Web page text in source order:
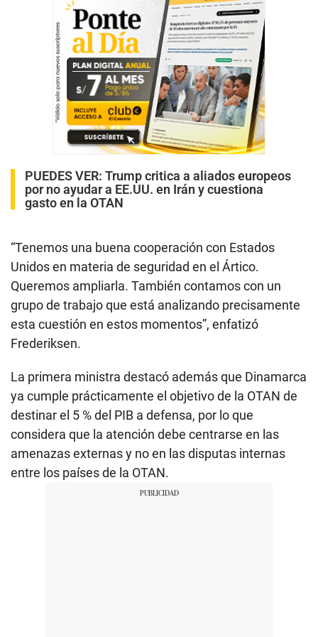
PUEDES VER: Trump critica a aliados europeos
por no ayudar a EE.UU. en Irán y cuestiona
gasto en la OTAN
“Tenemos una buena cooperación con Estados
Unidos en materia de seguridad en el Ártico.
Queremos ampliarla. También contamos con un
grupo de trabajo que está analizando precisamente
esta cuestión en estos momentos”, enfatizó
Frederiksen.
La primera ministra destacó además que Dinamarca
ya cumple prácticamente el objetivo de la OTAN de
destinar el 5 % del PIB a defensa, por lo que
considera que la atención debe centrarse en las
amenazas externas y no en las disputas internas
entre los países de la OTAN.